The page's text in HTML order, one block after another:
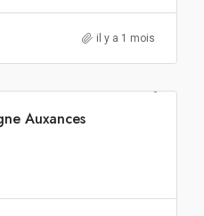
il y a 1 mois
Auxances